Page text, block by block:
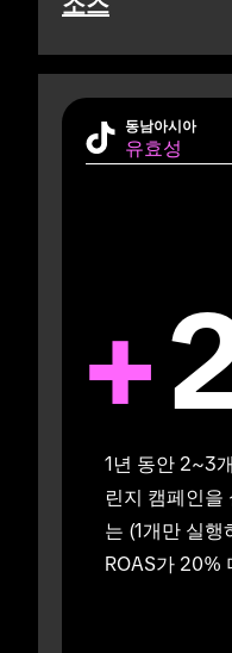
동남아시아
유효성
+
1년 동안 2~3
린지 캠페인을
는 (1개만 실행
ROAS가 20%